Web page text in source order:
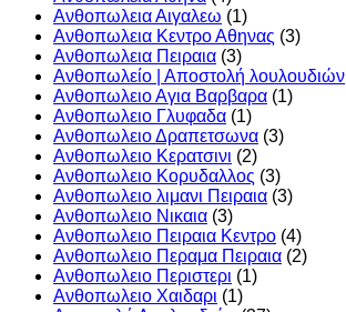
Ανθοπωλεια Αιγαλεω (1)
Ανθοπωλεια Κεντρο Αθηνας (3)
Ανθοπωλεια Πειραια (3)
Ανθοπωλείο | Αποστολή λουλουδιών
Ανθοπωλειο Αγια Βαρβαρα (1)
Ανθοπωλειο Γλυφαδα (1)
Ανθοπωλειο Δραπετσωνα (3)
Ανθοπωλειο Κερατσινι (2)
Ανθοπωλειο Κορυδαλλος (3)
Ανθοπωλειο λιμανι Πειραια (3)
Ανθοπωλειο Νικαια (3)
Ανθοπωλειο Πειραια Κεντρο (4)
Ανθοπωλειο Περαμα Πειραια (2)
Ανθοπωλειο Περιστερι (1)
Ανθοπωλειο Χαιδαρι (1)